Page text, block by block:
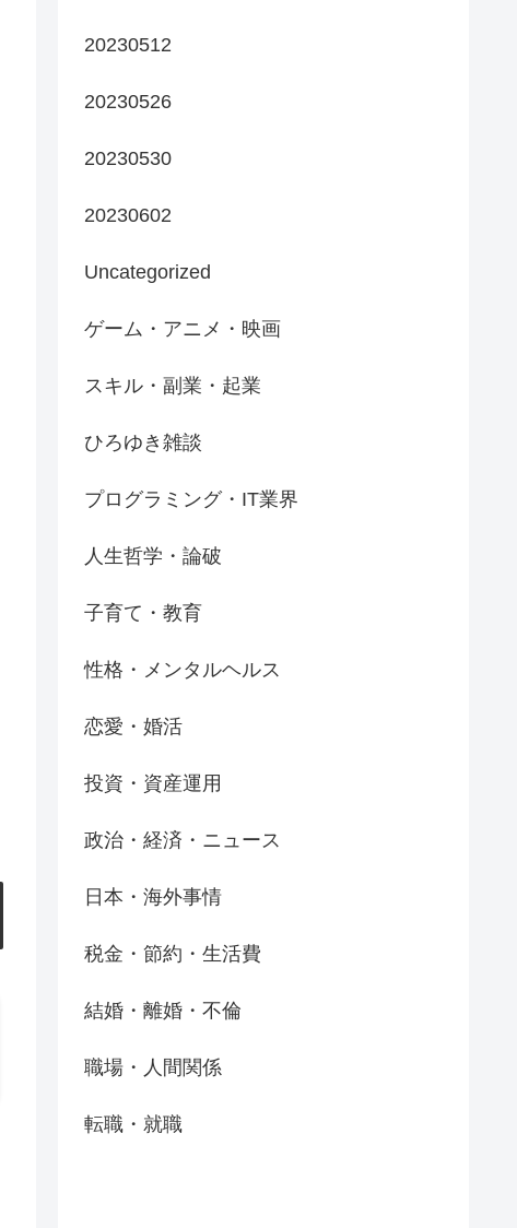
20230512
20230526
20230530
20230602
Uncategorized
ゲーム・アニメ・映画
スキル・副業・起業
ひろゆき雑談
プログラミング・IT業界
人生哲学・論破
子育て・教育
性格・メンタルヘルス
恋愛・婚活
投資・資産運用
政治・経済・ニュース
日本・海外事情
税金・節約・生活費
結婚・離婚・不倫
職場・人間関係
転職・就職